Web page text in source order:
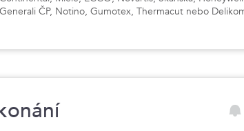
Generali ČP, Notino, Gumotex, Thermacut nebo